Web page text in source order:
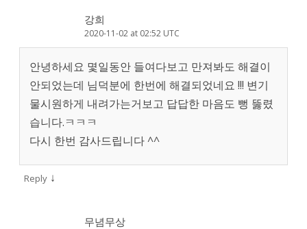
강희
2020-11-02 at 02:52 UTC
안녕하세요 몇일동안 들여다보고 만져봐도 해결이
안되었는데 님덕분에 한번에 해결되었네요 !!! 변기
물시원하게 내려가는거보고 답답한 마음도 뻥 뚫렸
습니다.ㅋㅋㅋ
다시 한번 감사드립니다 ^^
Reply ↓
무념무상